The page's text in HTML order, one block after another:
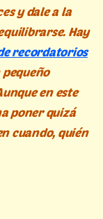
y dale a la
Hay
recordatorios
en este
poner quizá
cuando, quién